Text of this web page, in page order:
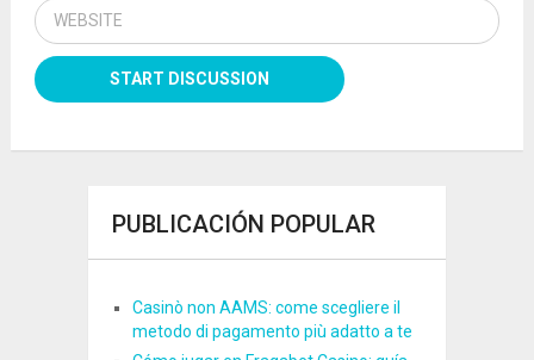
PUBLICACIÓN POPULAR
Casinò non AAMS: come scegliere il
metodo di pagamento più adatto a te